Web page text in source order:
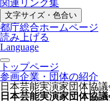
関連リンク集
文字サイズ・色合い
都庁総合ホームページ
読み上げる
Language
トップページ
参画企業・団体の紹介
日本芸能実演家団体協議
日本芸能実演家団体協議